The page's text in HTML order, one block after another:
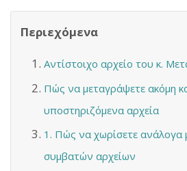
Περιεχόμενα
Αντίστοιχο αρχείο του κ.
Πώς να μεταγράψετε ακόμη
υποστηριζόμενα αρχεία
1. Πώς να χωρίσετε ανάλογα
συμβατών αρχείων